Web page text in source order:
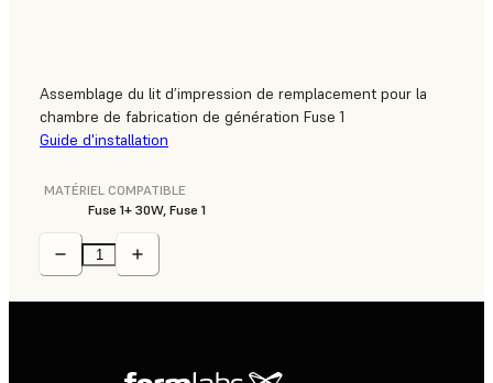
Assemblage du lit d’impression de remplacement pour la
chambre de fabrication de génération Fuse 1
Guide d'installation
MATÉRIEL COMPATIBLE
Fuse 1+ 30W, Fuse 1